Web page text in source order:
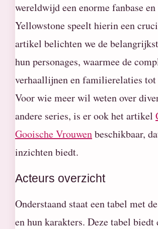
wereldwijd een enorme fanbase en
Yellowstone speelt hierin een
artikel belichten we de
hun personages, waarmee de
verhaallijnen en familierelaties tot
Voor wie meer wil weten over
andere series, is er ook het artikel
Gooische Vrouwenbeschikbaar,
inzichten biedt.
Acteurs overzicht
Onderstaand staat een tabel met
en hun karakters. Deze tabel biedt